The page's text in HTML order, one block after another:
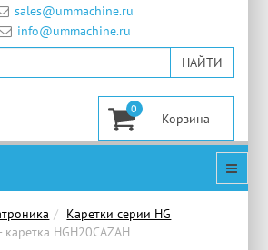
sales@ummachine.ru
info@ummachine.ru
0
Каретки серии HG
HGH20CAZAH